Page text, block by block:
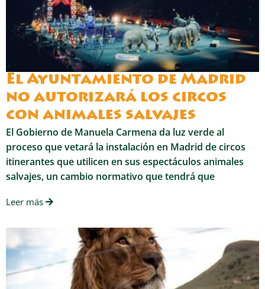
El Ayuntamiento de Madrid
no autorizará los circos
con animales salvajes
El Gobierno de Manuela Carmena da luz verde al
proceso que vetará la instalación en Madrid de circos
itinerantes que utilicen en sus espectáculos animales
salvajes, un cambio normativo que tendrá que
Leer más